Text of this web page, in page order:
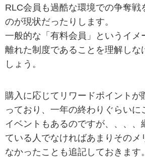
RLC会員も過酷な環境での争奪戦
のが現状だったりします。
一般的な「有料会員」というイメ
離れた制度であることを理解しな
しょう。
購入に応じてリワードポイントが
っており、一年の終わりぐらいに
イベントもあるのですが、、、、
ている人でなければあまりそのメ
なかったことも追記しておきます。